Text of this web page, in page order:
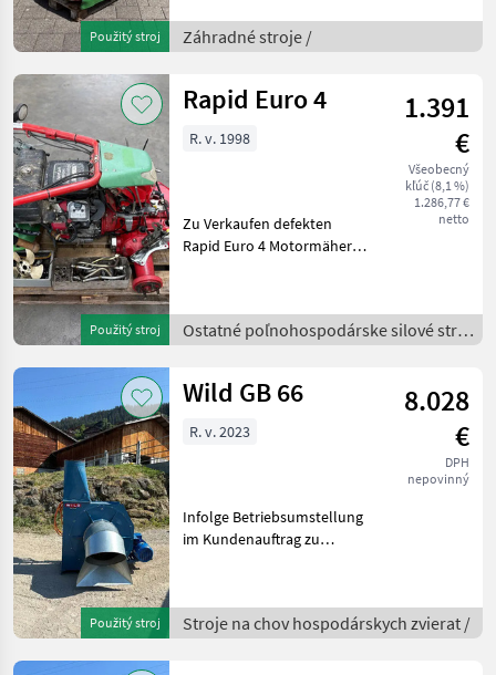
Použitý stroj
Feinschnittklingen: 18 Stk.
wenige Betriebsstunden Die
Záhradné stroje /
Použitý stroj
Rapid Euro 4
1.391
€
Všeobecný
kľúč (8,1 %)
1.286,77 €
netto
R. v. 1998
Zu Verkaufen defekten
Rapid Euro 4 Motormäher
Ersatzteilträger,
Verbrennungsmotor
gut, alle Teile
Ostatné poľnohospodárske silové stroje
/
Použitý stroj
Wild GB 66
8.028
€
DPH
nepovinný
R. v. 2023
Infolge Betriebsumstellung
im Kundenauftrag zu
Motor 30PS/22KW mit
Frequenzumformer für
Stroje na chov hospodárskych zvierat /